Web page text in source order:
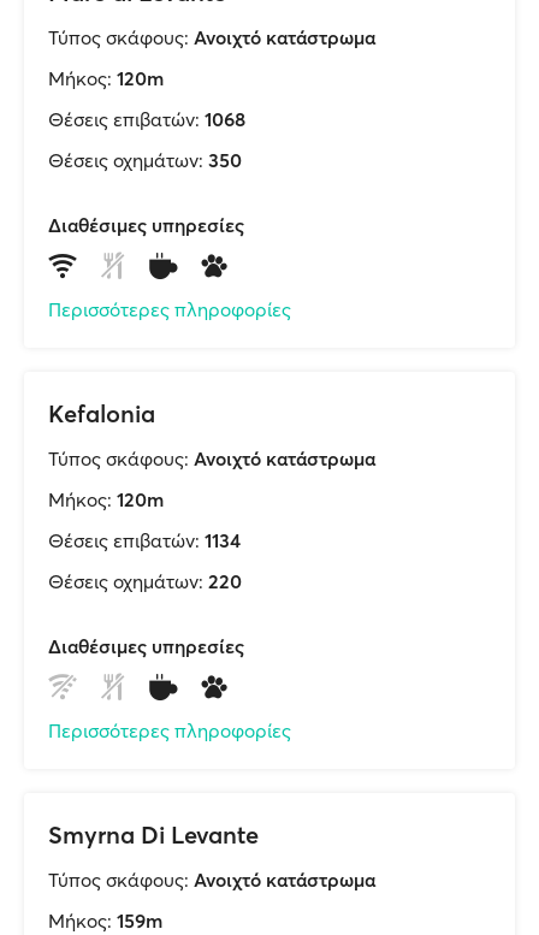
Τύπος σκάφους: Ανοιχτό κατάστρωμα
Μήκος: 120m
Θέσεις επιβατών: 1068
Θέσεις οχημάτων: 350
Διαθέσιμες υπηρεσίες
Περισσότερες πληροφορίες
Kefalonia
Τύπος σκάφους: Ανοιχτό κατάστρωμα
Μήκος: 120m
Θέσεις επιβατών: 1134
Θέσεις οχημάτων: 220
Διαθέσιμες υπηρεσίες
Περισσότερες πληροφορίες
Smyrna Di Levante
Τύπος σκάφους: Ανοιχτό κατάστρωμα
Μήκος: 159m